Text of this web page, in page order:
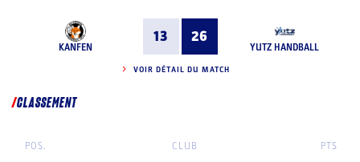
KANFEN
13 26
YUTZ HANDBALL
VOIR DÉTAIL DU MATCH
CLASSEMENT
POS. CLUB PTS